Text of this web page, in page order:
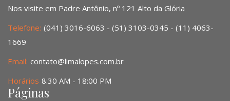
Nos visite em Padre Antônio, nº 121 Alto da Glória
Telefone: (041) 3016-6063 - (51) 3103-0345 - (11) 4063-
1669
Email: contato@limalopes.com.br
Horários 8:30 AM - 18:00 PM
Páginas